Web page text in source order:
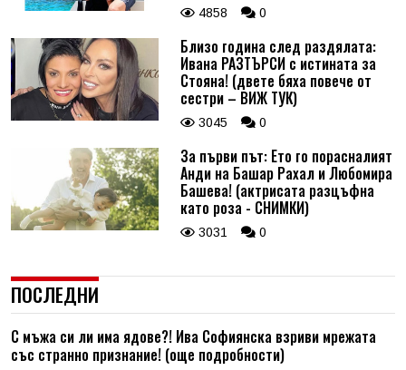
4858 0
Близо година след раздялата:
Ивана РАЗТЪРСИ с истината за
Стояна! (двете бяха повече от
сестри – ВИЖ ТУК)
3045 0
За първи път: Ето го порасналият
Анди на Башар Рахал и Любомира
Башева! (актрисата разцъфна
като роза - СНИМКИ)
3031 0
ПОСЛЕДНИ
С мъжа си ли има ядове?! Ива Софиянска взриви мрежата
със странно признание! (още подробности)